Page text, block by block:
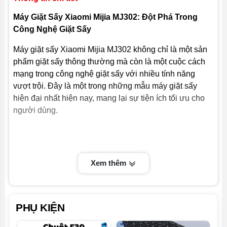
Áp lực nước
0,03-1,0MPa
Máy Giặt Sấy Xiaomi Mijia MJ302: Đột Phá Trong
Công Nghệ Giặt Sấy
Máy giặt sấy Xiaomi Mijia MJ302 không chỉ là một sản
phẩm giặt sấy thông thường mà còn là một cuộc cách
mạng trong công nghệ giặt sấy với nhiều tính năng
vượt trội. Đây là một trong những mẫu máy giặt sấy
hiện đại nhất hiện nay, mang lại sự tiện ích tối ưu cho
người dùng.
Xem thêm
PHỤ KIỆN